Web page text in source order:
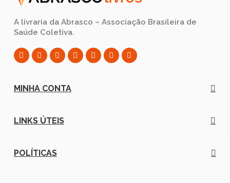
A livraria da Abrasco – Associação Brasileira de
Saúde Coletiva.
MINHA CONTA
LINKS ÚTEIS
POLÍTICAS